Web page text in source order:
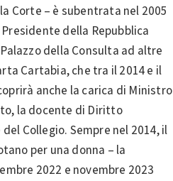
Corte – è subentrata nel 2005
della Repubblica
della Consulta ad altre
Cartabia, che tra il 2014 e il
anche la carica di Ministro
la docente di Diritto
Collegio. Sempre nel 2014, il
per una donna – la
2022 e novembre 2023